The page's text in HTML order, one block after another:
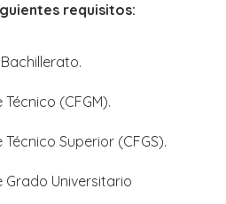
requisitos:
(CFGM).
Superior (CFGS).
Grado Universitario